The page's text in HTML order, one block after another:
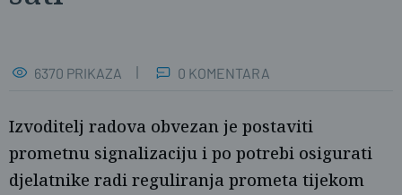
6370 PRIKAZA 0 KOMENTARA
Izvoditelj radova obvezan je postaviti
prometnu signalizaciju i po potrebi osigurati
djelatnike radi reguliranja prometa tijekom